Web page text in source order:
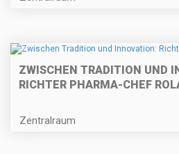
ZWISCHEN TRADITION UND
RICHTER PHARMA-CHEF
Zentralraum